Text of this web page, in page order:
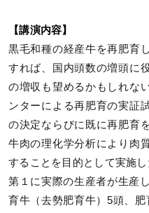
【講演内容】
黒毛和種の経産牛を再肥育
すれば、国内頭数の増頭に
の増収も望めるかもしれな
ンターによる再肥育の実証
の決定ならびに既に再肥育
牛肉の理化学分析により肉
することを目的として実施し
第１に実際の生産者が生産
育牛（去勢肥育牛）5頭、